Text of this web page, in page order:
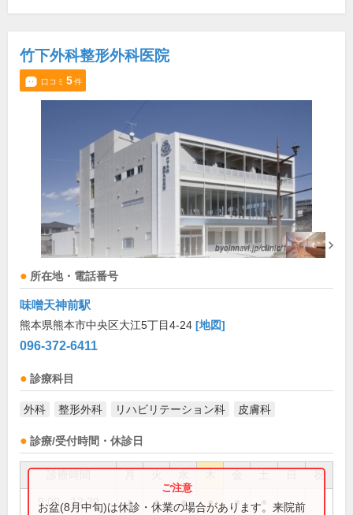
竹下外科整形外科医院
口コミ 5件
所在地・電話番号
味噌天神前駅
熊本県熊本市中央区大江5丁目4-24 [地図]
096-372-6411
診療科目
外科 整形外科 リハビリテーション科 皮膚科
診療/受付時間・休診日
祝
9:00～12:30 ● ● ● ● ●
お盆(8月中旬)は休診・休業の場合があります。来院前